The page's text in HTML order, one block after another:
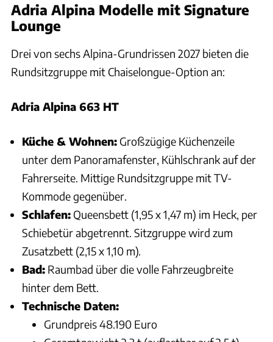
Adria Alpina Modelle mit Signature
Lounge
Drei von sechs Alpina-Grundrissen 2027 bieten die
Rundsitzgruppe mit Chaiselongue-Option an:
Adria Alpina 663 HT
Küche & Wohnen: Großzügige Küchenzeile
unter dem Panoramafenster, Kühlschrank auf der
Fahrerseite. Mittige Rundsitzgruppe mit TV-
Kommode gegenüber.
Schlafen: Queensbett (1,95 x 1,47 m) im Heck, per
Schiebetür abgetrennt. Sitzgruppe wird zum
Zusatzbett (2,15 x 1,10 m).
Bad: Raumbad über die volle Fahrzeugbreite
hinter dem Bett.
Technische Daten:
Grundpreis 48.190 Euro